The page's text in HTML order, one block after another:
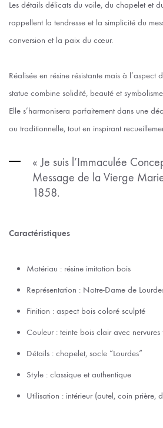
Les détails délicats du voile, du chapelet et
rappellent la tendresse et la simplicité du
conversion et la paix du cœur.
Réalisée en résine résistante mais à l’aspect
statue combine solidité, beauté et symbolisme
Elle s’harmonisera parfaitement dans une
ou traditionnelle, tout en inspirant
« Je suis l’Immaculée
Message de la Vierge
1858.
Caractéristiques
Matériau : résine imitation bois
Représentation : Notre-Dame de
Finition : aspect bois coloré sculpté
Couleur : teinte bois clair avec nervures
Détails : chapelet, socle “Lourdes”
Style : classique et authentique
Utilisation : intérieur (autel, coin prière,